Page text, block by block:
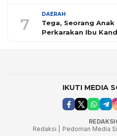
7
DAERAH
Tega, Seorang
Perkarakan Ibu
IKUTI MEDIA
Redaksi |
Pedoman Media